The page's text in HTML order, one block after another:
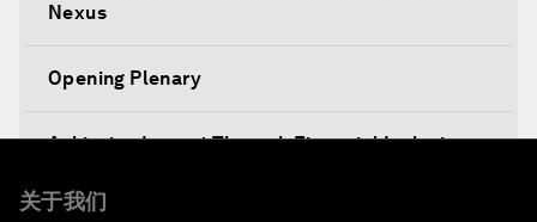
Nexus
Opening Plenary
Achieving Impact Through Financial Inclusion
Decision-Making in a Disruptive World
关于我们